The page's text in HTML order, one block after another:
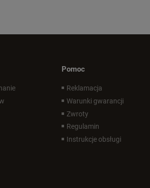
Pomoc
Reklamacja
Warunki gwarancji
Zwroty
Regulamin
Instrukcje obsługi